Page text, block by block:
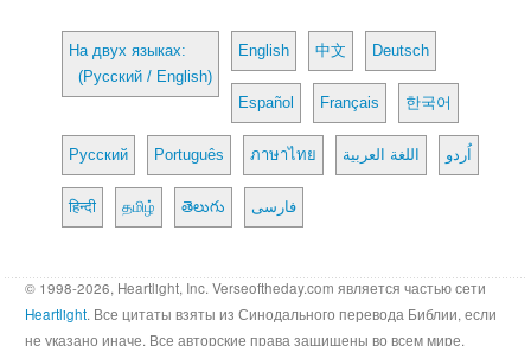
На двух языках:
(Русский / English)
English 中文 Deutsch
Español Français 한국어
Русский Português ภาษาไทย اللغة العربية اُردو
हिन्दी தமிழ் తెలుగు فارسی
© 1998-2026, Heartlight, Inc. Verseoftheday.com является частью сети
Heartlight. Все цитаты взяты из Синодального перевода Библии, если
не указано иначе. Все авторские права защищены во всем мире.